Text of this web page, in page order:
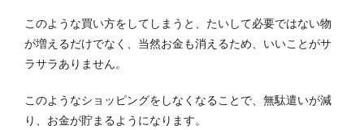
このような買い方をしてしまうと、たいして必要ではない物
が増えるだけでなく、当然お金も消えるため、いいことがサ
ラサラありません。
このようなショッピングをしなくなることで、無駄遣いが減
り、お金が貯まるようになります。